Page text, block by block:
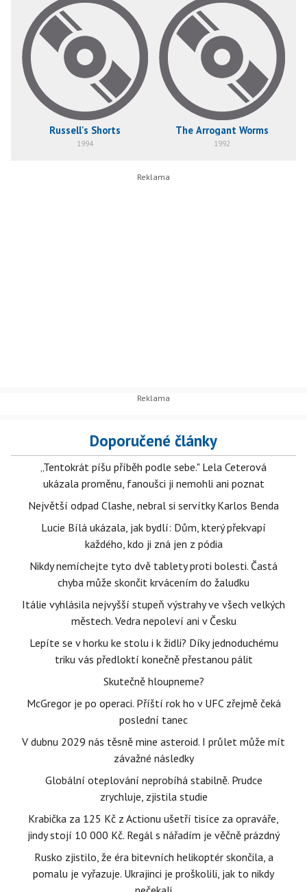
Russell's Shorts
1994
The Arrogant Worms
1992
Doporučené články
„Tentokrát píšu příběh podle sebe." Lela Ceterová
ukázala proměnu, fanoušci ji nemohli ani poznat
Největší odpad Clashe, nebral si servítky Karlos Benda
Lucie Bílá ukázala, jak bydlí: Dům, který překvapí
každého, kdo ji zná jen z pódia
Nikdy nemíchejte tyto dvě tablety proti bolesti. Častá
chyba může skončit krvácením do žaludku
Itálie vyhlásila nejvyšší stupeň výstrahy ve všech velkých
městech. Vedra nepoleví ani v Česku
Lepíte se v horku ke stolu i k židli? Díky jednoduchému
triku vás předloktí konečně přestanou pálit
Skutečně hloupneme?
McGregor je po operaci. Příští rok ho v UFC zřejmě čeká
poslední tanec
V dubnu 2029 nás těsně mine asteroid. I průlet může mít
závažné následky
Globální oteplování neprobíhá stabilně. Prudce
zrychluje, zjistila studie
Krabička za 125 Kč z Actionu ušetří tisíce za opraváře,
jindy stojí 10 000 Kč. Regál s nářadím je věčně prázdný
Rusko zjistilo, že éra bitevních helikoptér skončila, a
pomalu je vyřazuje. Ukrajinci je proškolili, jak to nikdy